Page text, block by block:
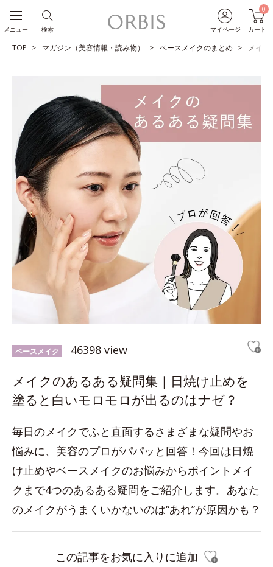
マイページ
0
カート
検索
メニュー
TOP マガジン（美容情報・読み物） ベースメイクのまとめ メイ
ベースメイク 46398 view
メイクのあるある疑問集｜日焼け止めを
塗ると白いモロモロが出るのはナゼ？
毎日のメイクでふと直面するさまざまな疑問やお
悩みに、美容のプロがパパッと回答！今回は日焼
け止めやベースメイクのお悩みからポイントメイ
クまで4つのあるある疑問をご紹介します。あなた
のメイクがうまくいかないのは“あれ”が原因かも？
この記事をお気に入りに追加